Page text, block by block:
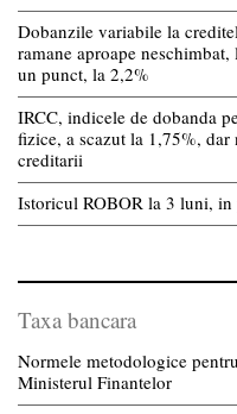
Dobanzile variabile la
ramane aproape
un punct, la 2,2%
IRCC, indicele de dobanda
fizice, a scazut la 1,75%, dar
creditarii
Istoricul ROBOR la 3 luni,
Taxa bancara
Normele metodologice
Ministerul Finantelor